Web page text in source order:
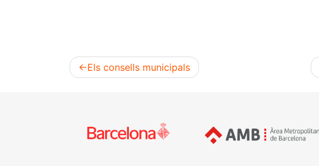
d'entrades
Els consells municipals